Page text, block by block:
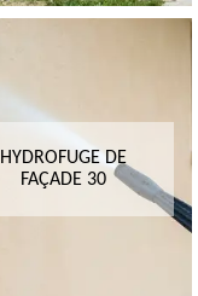
HYDROFUGE DE
FAÇADE 30